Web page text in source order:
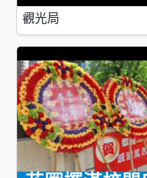
觀光局